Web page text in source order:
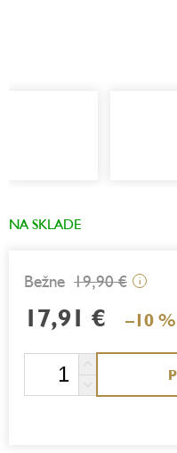
NA SKLADE
19,90 € i
17,91 € –10 %